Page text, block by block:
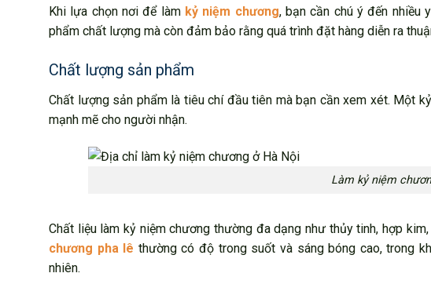
Khi lựa chọn nơi để làm kỷ niệm chương, bạn cần chú ý đến nhiều
phẩm chất lượng mà còn đảm bảo rằng quá trình đặt hàng diễn ra
Chất lượng sản phẩm
Chất lượng sản phẩm là tiêu chí đầu tiên mà bạn cần xem xét. Một
mạnh mẽ cho người nhận.
Làm kỷ niệm
Chất liệu làm kỷ niệm chương thường đa dạng như thủy tinh, hợp
chương pha lê thường có độ trong suốt và sáng bóng cao, trong
nhiên.